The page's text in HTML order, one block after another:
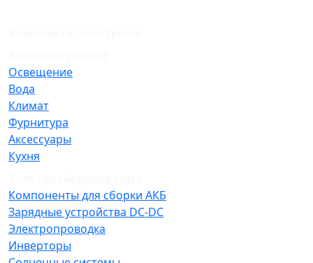
Освещение
Вода
Климат
Фурнитура
Аксессуары
Кухня
Компоненты для сборки АКБ
Зарядные устройства DC-DC
Электропроводка
Инверторы